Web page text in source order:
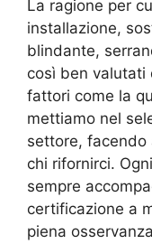
La ragione per
installazione,
blindante,
così ben valutati
fattori come la
mettiamo nel
settore, facendo
chi rifornirci.
sempre
certificazione a
piena